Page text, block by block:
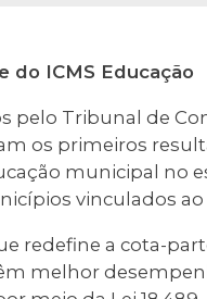
do ICMS Educação
pelo Tribunal de
os primeiros
municipal no
vinculados
redefine a cota-
melhor